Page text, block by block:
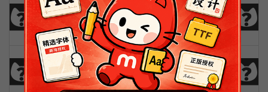
!@#$%^&*()
_+-={}|[]?